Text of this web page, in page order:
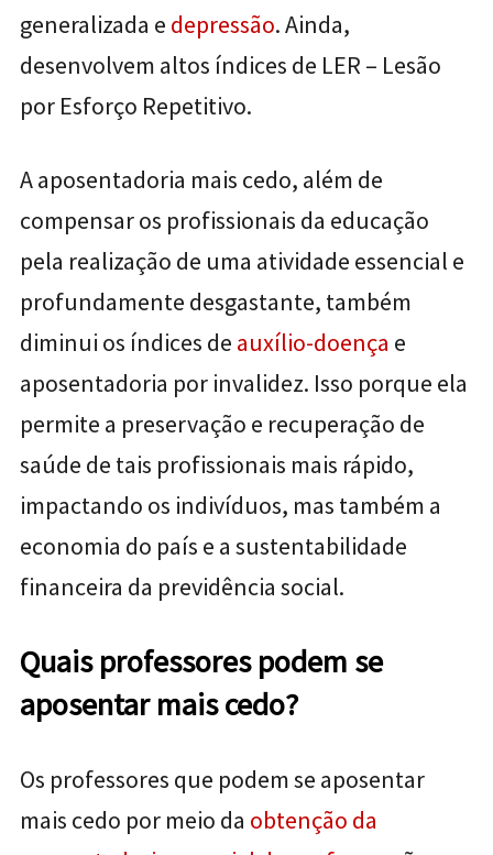
generalizada e depressão. Ainda,
desenvolvem altos índices de LER – Lesão
por Esforço Repetitivo.
A aposentadoria mais cedo, além de
compensar os profissionais da educação
pela realização de uma atividade essencial e
profundamente desgastante, também
diminui os índices de auxílio-doença e
aposentadoria por invalidez. Isso porque ela
permite a preservação e recuperação de
saúde de tais profissionais mais rápido,
impactando os indivíduos, mas também a
economia do país e a sustentabilidade
financeira da previdência social.
Quais professores podem se
aposentar mais cedo?
Os professores que podem se aposentar
mais cedo por meio da obtenção da